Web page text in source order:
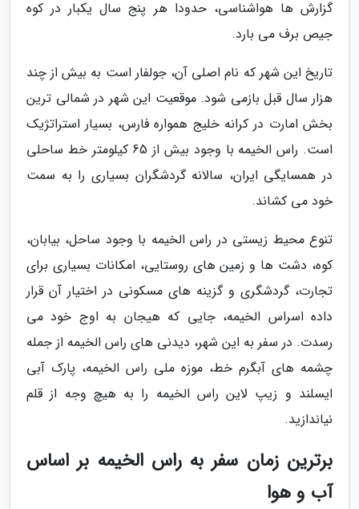
گزارش ها هواشناسی، حدودا هر پنج سال یکبار در کوه
جیص برف می بارد.
تاریخ این شهر که نام اصلی آن، جولفار است به بیش از چند
هزار سال قبل بازمی شود. موقعیت این شهر در شمالی ترین
بخش امارت در کرانه خلیج همواره فارس، بسیار استراتژیک
است. راس الخیمه با وجود بیش از 65 کیلومتر خط ساحلی
در همسایگی ایران، سالانه گردشگران بسیاری را به سمت
خود می کشاند.
تنوع محیط زیستی در راس الخیمه با وجود ساحل، بیابان،
کوه، دشت ها و زمین های روستایی، امکانات بسیاری برای
تجارت، گردشگری و گزینه های مسکونی در اختیار آن قرار
داده اسراس الخیمه، جایی که هیجان به اوج خود می
رسدت. در سفر به این شهر، دیدنی های راس الخیمه از جمله
چشمه های آبگرم خط، موزه ملی راس الخیمه، پارک آبی
ایسلند و زیپ لاین راس الخیمه را به هیچ وجه از قلم
نیاندازید.
برترین زمان سفر به راس الخیمه بر اساس
آب و هوا